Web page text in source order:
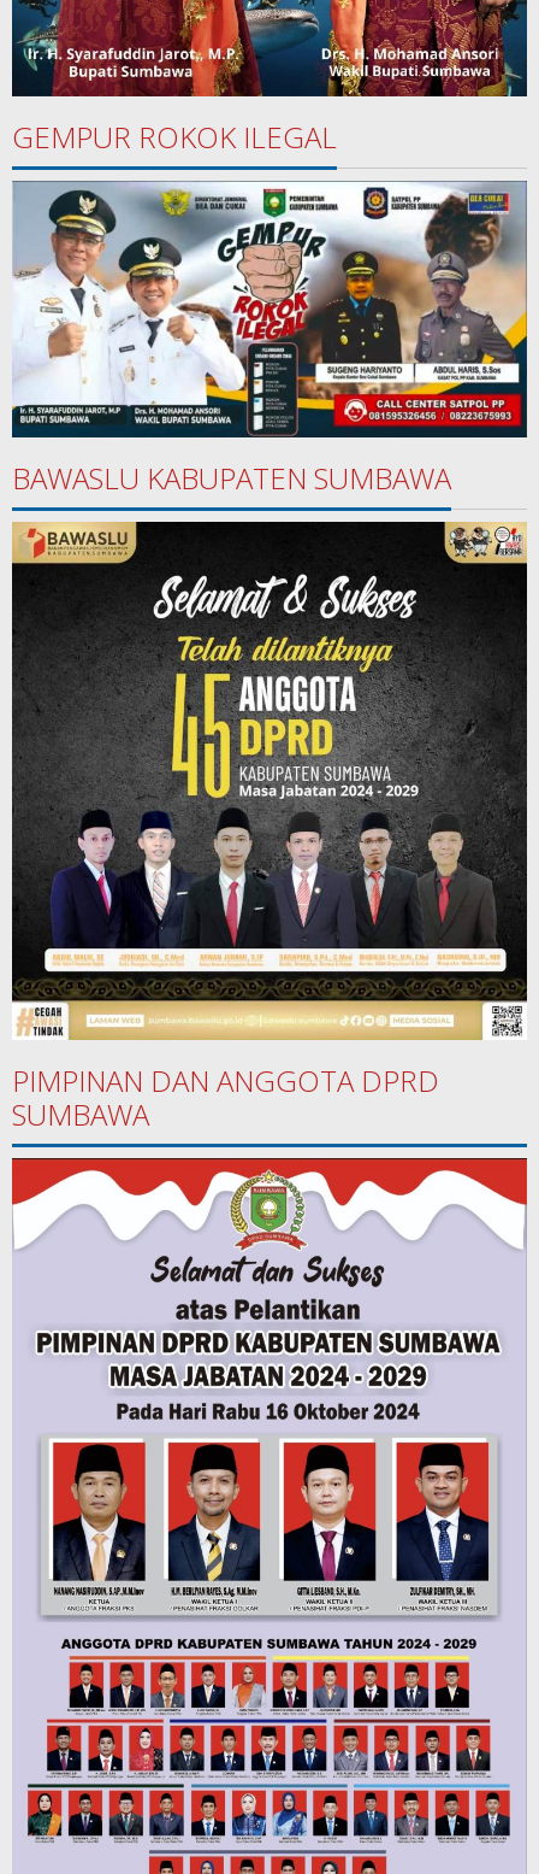
GEMPUR ROKOK ILEGAL
BAWASLU KABUPATEN SUMBAWA
PIMPINAN DAN ANGGOTA DPRD
SUMBAWA